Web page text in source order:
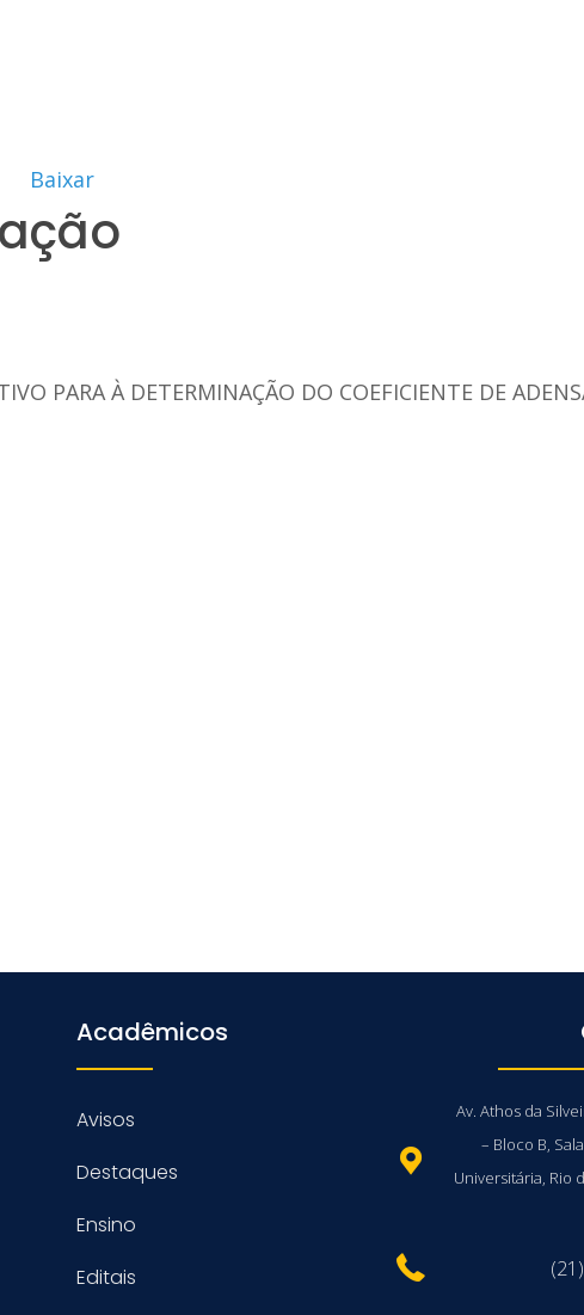
Baixar
PARA À DETERMINAÇÃO DO COEFICIENTE DE
Acadêmicos
Avisos
Destaques
Ensino
Editais
Av. Athos da
– Bloco B,
Universitária, Rio